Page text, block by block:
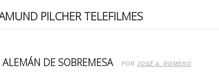
PILCHER TELEFILMES
DE SOBREMESA PORJOSÉ A. ROMERO